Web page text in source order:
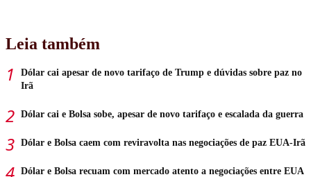
Leia também
Dólar cai apesar de novo tarifaço de Trump e dúvidas sobre paz no
Irã
Dólar cai e Bolsa sobe, apesar de novo tarifaço e escalada da guerra
Dólar e Bolsa caem com reviravolta nas negociações de paz EUA-Irã
Dólar e Bolsa recuam com mercado atento a negociações entre EUA